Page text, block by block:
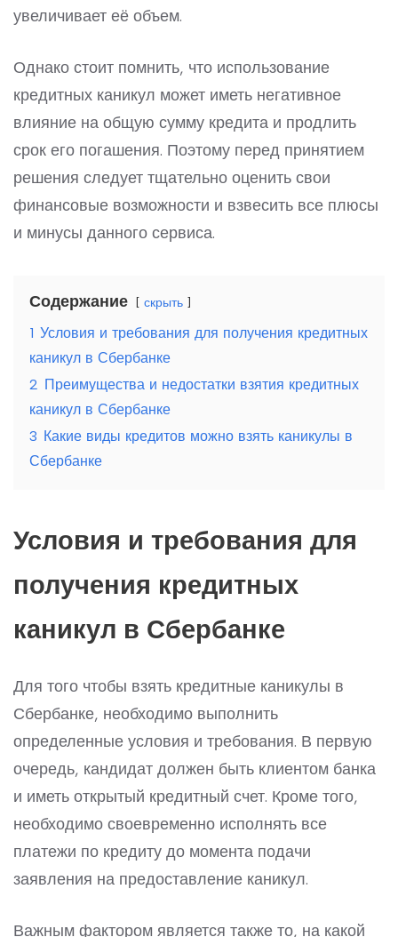
увеличивает её объем.
Однако стоит помнить, что использование
кредитных каникул может иметь негативное
влияние на общую сумму кредита и продлить
срок его погашения. Поэтому перед принятием
решения следует тщательно оценить свои
финансовые возможности и взвесить все плюсы
и минусы данного сервиса.
Содержание скрыть
1 Условия и требования для получения кредитных
каникул в Сбербанке
2 Преимущества и недостатки взятия кредитных
каникул в Сбербанке
3 Какие виды кредитов можно взять каникулы в
Сбербанке
Условия и требования для
получения кредитных
каникул в Сбербанке
Для того чтобы взять кредитные каникулы в
Сбербанке, необходимо выполнить
определенные условия и требования. В первую
очередь, кандидат должен быть клиентом банка
и иметь открытый кредитный счет. Кроме того,
необходимо своевременно исполнять все
платежи по кредиту до момента подачи
заявления на предоставление каникул.
Важным фактором является также то, на какой